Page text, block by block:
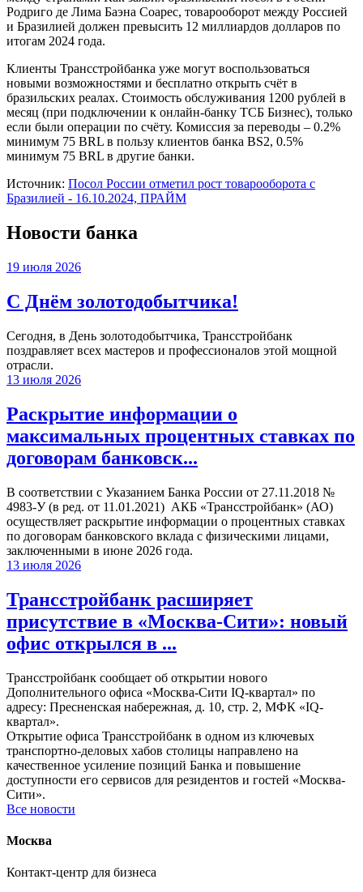
Родриго де Лима Баэна Соарес, товарооборот между Россией
и Бразилией должен превысить 12 миллиардов долларов по
итогам 2024 года.
Клиенты Трансстройбанка уже могут воспользоваться
новыми возможностями и бесплатно открыть счёт в
бразильских реалах. Стоимость обслуживания 1200 рублей в
месяц (при подключении к онлайн-банку ТСБ Бизнес), только
если были операции по счёту. Комиссия за переводы – 0.2%
минимум 75 BRL в пользу клиентов банка BS2, 0.5%
минимум 75 BRL в другие банки.
Источник: Посол России отметил рост товарооборота с
Бразилией - 16.10.2024, ПРАЙМ
Новости банка
19 июля 2026
С Днём золотодобытчика!
Сегодня, в День золотодобытчика, Трансстройбанк
поздравляет всех мастеров и профессионалов этой мощной
отрасли.
13 июля 2026
Раскрытие информации о
максимальных процентных ставках по
договорам банковск...
В соответствии с Указанием Банка России от 27.11.2018 №
4983-У (в ред. от 11.01.2021) АКБ «Трансстройбанк» (АО)
осуществляет раскрытие информации о процентных ставках
по договорам банковского вклада с физическими лицами,
заключенными в июне 2026 года.
13 июля 2026
Трансстройбанк расширяет
присутствие в «Москва-Сити»: новый
офис открылся в ...
Трансстройбанк сообщает об открытии нового
Дополнительного офиса «Москва-Сити IQ-квартал» по
адресу: Пресненская набережная, д. 10, стр. 2, МФК «IQ-
квартал».
Открытие офиса Трансстройбанк в одном из ключевых
транспортно-деловых хабов столицы направлено на
качественное усиление позиций Банка и повышение
доступности его сервисов для резидентов и гостей «Москва-
Сити».
Все новости
Москва
Контакт-центр для бизнеса